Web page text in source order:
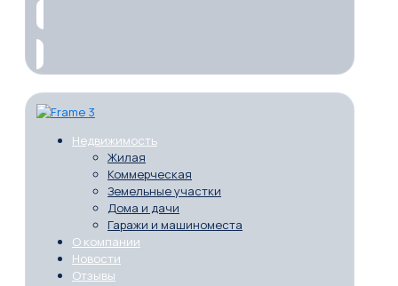
Недвижимость
Жилая
Коммерческая
Земельные участки
Дома и дачи
Гаражи и машиноместа
О компании
Новости
Отзывы